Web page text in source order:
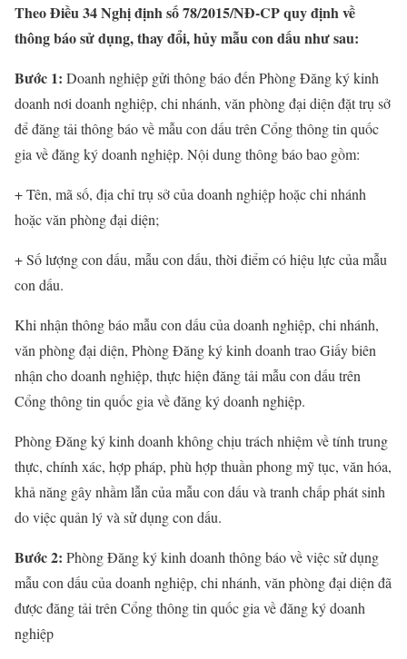
Theo Điều 34 Nghị định số 78/2015/NĐ-CP quy định về
thông báo sử dụng, thay đổi, hủy mẫu con dấu như sau:
Bước 1: Doanh nghiệp gửi thông báo đến Phòng Đăng ký kinh
doanh nơi doanh nghiệp, chi nhánh, văn phòng đại diện đặt trụ sở
để đăng tải thông báo về mẫu con dấu trên Cổng thông tin quốc
gia về đăng ký doanh nghiệp. Nội dung thông báo bao gồm:
+ Tên, mã số, địa chỉ trụ sở của doanh nghiệp hoặc chi nhánh
hoặc văn phòng đại diện;
+ Số lượng con dấu, mẫu con dấu, thời điểm có hiệu lực của mẫu
con dấu.
Khi nhận thông báo mẫu con dấu của doanh nghiệp, chi nhánh,
văn phòng đại diện, Phòng Đăng ký kinh doanh trao Giấy biên
nhận cho doanh nghiệp, thực hiện đăng tải mẫu con dấu trên
Cổng thông tin quốc gia về đăng ký doanh nghiệp.
Phòng Đăng ký kinh doanh không chịu trách nhiệm về tính trung
thực, chính xác, hợp pháp, phù hợp thuần phong mỹ tục, văn hóa,
khả năng gây nhầm lẫn của mẫu con dấu và tranh chấp phát sinh
do việc quản lý và sử dụng con dấu.
Bước 2: Phòng Đăng ký kinh doanh thông báo về việc sử dụng
mẫu con dấu của doanh nghiệp, chi nhánh, văn phòng đại diện đã
được đăng tải trên Cổng thông tin quốc gia về đăng ký doanh
nghiệp